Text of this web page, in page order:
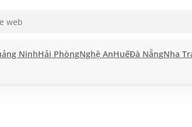
NinhHải PhòngNghệ AnHuếĐà NẵngNha